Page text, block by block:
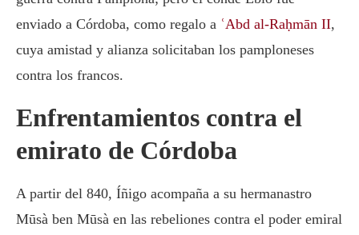
enviado a Córdoba, como regalo a ʿAbd al-Raḥmān II,
cuya amistad y alianza solicitaban los pamploneses
contra los francos.
Enfrentamientos contra el
emirato de Córdoba
A partir del 840, Íñigo acompaña a su hermanastro
Mūsà ben Mūsà en las rebeliones contra el poder emiral